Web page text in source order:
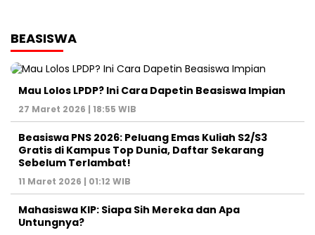
BEASISWA
Mau Lolos LPDP? Ini Cara Dapetin Beasiswa Impian
27 Maret 2026 | 18:55 WIB
Beasiswa PNS 2026: Peluang Emas Kuliah S2/S3
Gratis di Kampus Top Dunia, Daftar Sekarang
Sebelum Terlambat!
11 Maret 2026 | 01:12 WIB
Mahasiswa KIP: Siapa Sih Mereka dan Apa
Untungnya?